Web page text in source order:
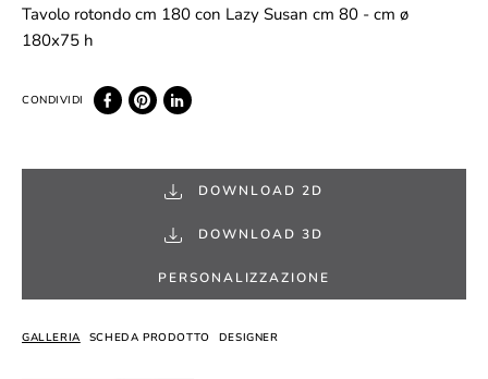
Tavolo rotondo cm 180 con Lazy Susan cm 80 - cm ø
180x75 h
DOWNLOAD 2D
DOWNLOAD 3D
PERSONALIZZAZIONE
GALLERIA SCHEDA PRODOTTO DESIGNER